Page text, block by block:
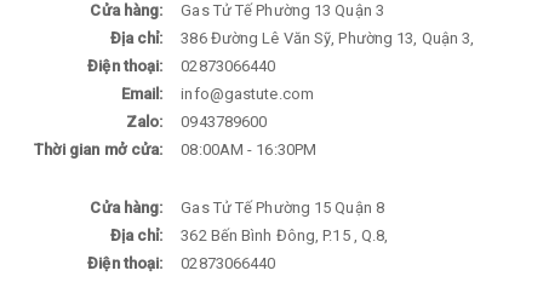
Cửa hàng:
Gas Tử Tế Phường 13 Quận 3
Địa chỉ:
386 Đường Lê Văn Sỹ, Phường 13, Quận 3,
Điện thoại:
02873066440
Email:
info@gastute.com
Zalo:
0943789600
Thời gian mở cửa:
08:00AM - 16:30PM
Cửa hàng:
Gas Tử Tế Phường 15 Quận 8
Địa chỉ:
362 Bến Bình Đông, P.15 , Q.8,
Điện thoại:
02873066440